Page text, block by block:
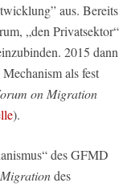
aus. Bereits
„den Privatsektor“
2015 dann
als fest
on Migration
).
des GFMD
des